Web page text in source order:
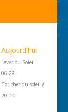
Aujourd'hui
Lever du Soleil
06:28
Coucher du soleil à
20:44